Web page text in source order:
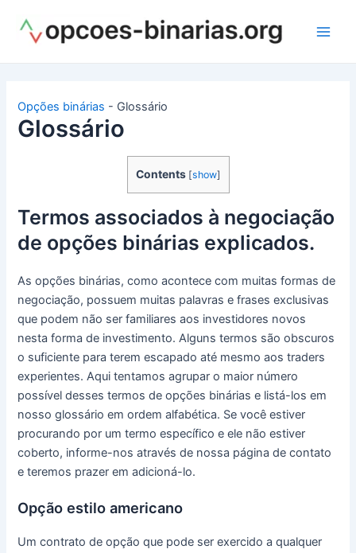
para
Opções binárias - Glossário
Glossário
Contents [show]
Termos associados à negociação
de opções binárias explicados.
As opções binárias, como acontece com muitas formas de
negociação, possuem muitas palavras e frases exclusivas
que podem não ser familiares aos investidores novos
nesta forma de investimento. Alguns termos são obscuros
o suficiente para terem escapado até mesmo aos traders
experientes. Aqui tentamos agrupar o maior número
possível desses termos de opções binárias e listá-los em
nosso glossário em ordem alfabética. Se você estiver
procurando por um termo específico e ele não estiver
coberto, informe-nos através de nossa página de contato
e teremos prazer em adicioná-lo.
Opção estilo americano
Um contrato de opção que pode ser exercido a qualquer